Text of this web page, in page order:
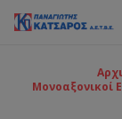
Μονοαξονικοί